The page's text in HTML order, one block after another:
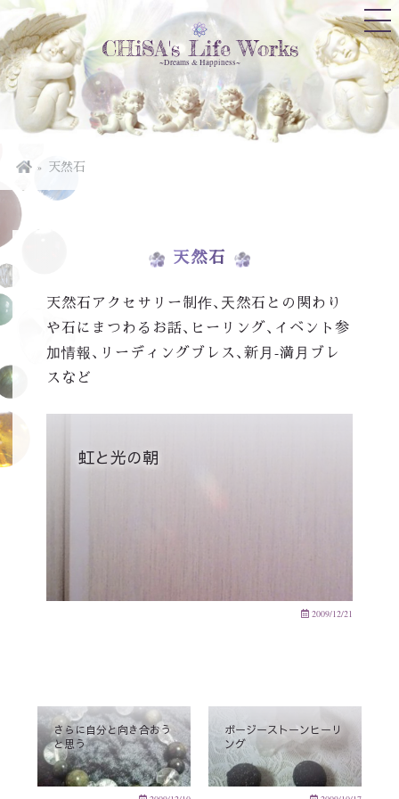
CHiSA's Life Works
~Dreams & Happiness~
天然石
天然石
天然石アクセサリー制作、天然石との関わり
や石にまつわるお話、ヒーリング、イベント参
加情報、リーディングブレス、新月-満月ブレ
スなど
虹と光の朝
2009/12/21
さらに自分と向き合おう
と思う
ボージーストーンヒーリ
ング